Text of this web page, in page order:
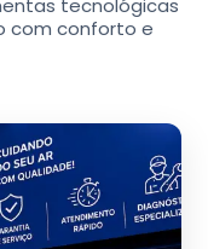
tecnológicas
com conforto e